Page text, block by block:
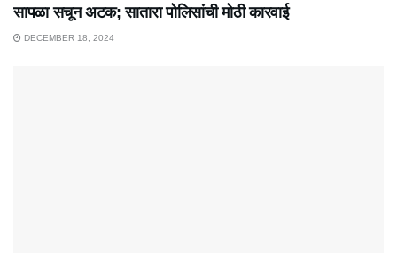
सापळा सचून अटक; सातारा पोलिसांची मोठी कारवाई
DECEMBER 18, 2024